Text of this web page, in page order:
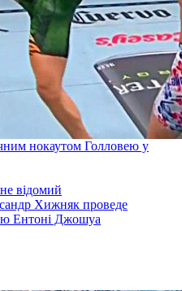
нокаутом Голловею у
Хижняк проведе
Ентоні Джошуа